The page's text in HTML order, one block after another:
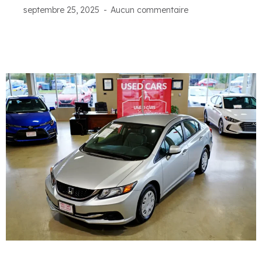
septembre 25, 2025 Aucun commentaire